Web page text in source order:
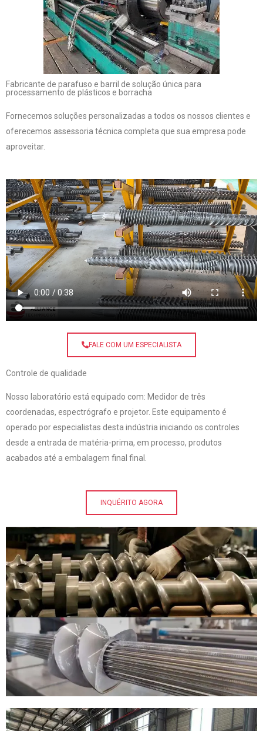
Fabricante de parafuso e barril de solução única para
processamento de plásticos e borracha
Fornecemos soluções personalizadas a todos os nossos clientes e
oferecemos assessoria técnica completa que sua empresa pode
aproveitar.
FALE COM UM ESPECIALISTA
Controle de qualidade
Nosso laboratório está equipado com: Medidor de três
coordenadas, espectrógrafo e projetor. Este equipamento é
operado por especialistas desta indústria iniciando os controles
desde a entrada de matéria-prima, em processo, produtos
acabados até a embalagem final final.
INQUÉRITO AGORA